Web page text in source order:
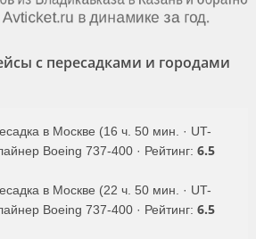
с пересадками и городами
в Москве (16 ч. 50 мин. · UT-
Boeing 737-400 · Рейтинг: 6.5
в Москве (22 ч. 50 мин. · UT-
Boeing 737-400 · Рейтинг: 6.5